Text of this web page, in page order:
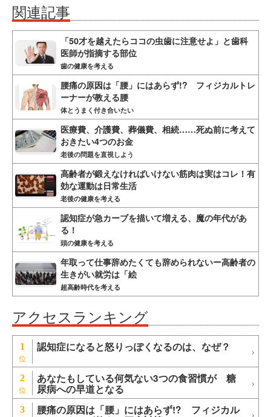
関連記事
「50才を越えたらココの虫歯に注意せよ」と歯科
医師が指摘する部位
歯の健康を考える
腰痛の原因は「腰」にはあらず!? フィジカルトレ
ーナーが教える腰
体とうまく付き合いたい
医療費、介護費、葬儀費、相続……死ぬ前に考えて
おきたい4つのお金
老後の問題を直視しよう
高齢者が鍛えなければいけない筋肉は実はコレ！有
効な運動は日常生活
老後の健康を考える
認知症が急カーブを描いて増える、魔の年代があ
る！
頭の健康を考える
年取って仕事辞めたくても辞められないー高齢者の
生きがい就労は「絵
超高齢時代を考える
アクセスランキング
1 認知症になると怒りっぽくなるのは、なぜ？
2 あなたもしている何気ない3つの食習慣が 糖
尿病への早道となる
3 腰痛の原因は「腰」にはあらず!? フィジカル